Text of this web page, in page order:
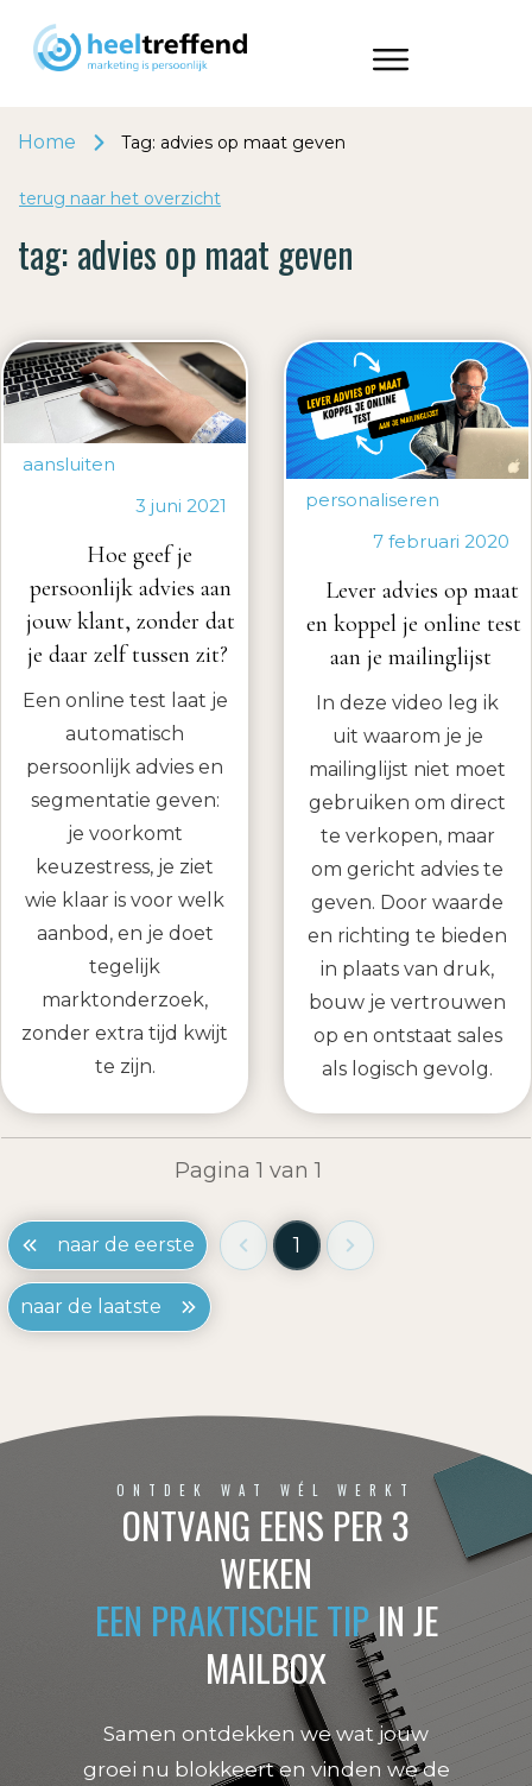
Home Tag: advies op maat geven
terug naar het overzicht
tag: advies op maat geven
aansluiten
3 juni 2021
Hoe geef je
persoonlijk advies aan
jouw klant, zonder dat
je daar zelf tussen zit?
Een online test laat je
automatisch
persoonlijk advies en
segmentatie geven:
je voorkomt
keuzestress, je ziet
wie klaar is voor welk
aanbod, en je doet
tegelijk
marktonderzoek,
zonder extra tijd kwijt
te zijn.
personaliseren
7 februari 2020
Lever advies op maat
en koppel je online test
aan je mailinglijst
In deze video leg ik
uit waarom je je
mailinglijst niet moet
gebruiken om direct
te verkopen, maar
om gericht advies te
geven. Door waarde
en richting te bieden
in plaats van druk,
bouw je vertrouwen
op en ontstaat sales
als logisch gevolg.
Pagina1 van1
naar de eerste 1
naar de laatste
ONTDEK WAT WÉL WERKT
ONTVANG EENS PER 3
WEKEN
EEN PRAKTISCHE TIPIN JE
MAILBOX
Samen ontdekken we wat jouw
groei nu blokkeert en vinden we de